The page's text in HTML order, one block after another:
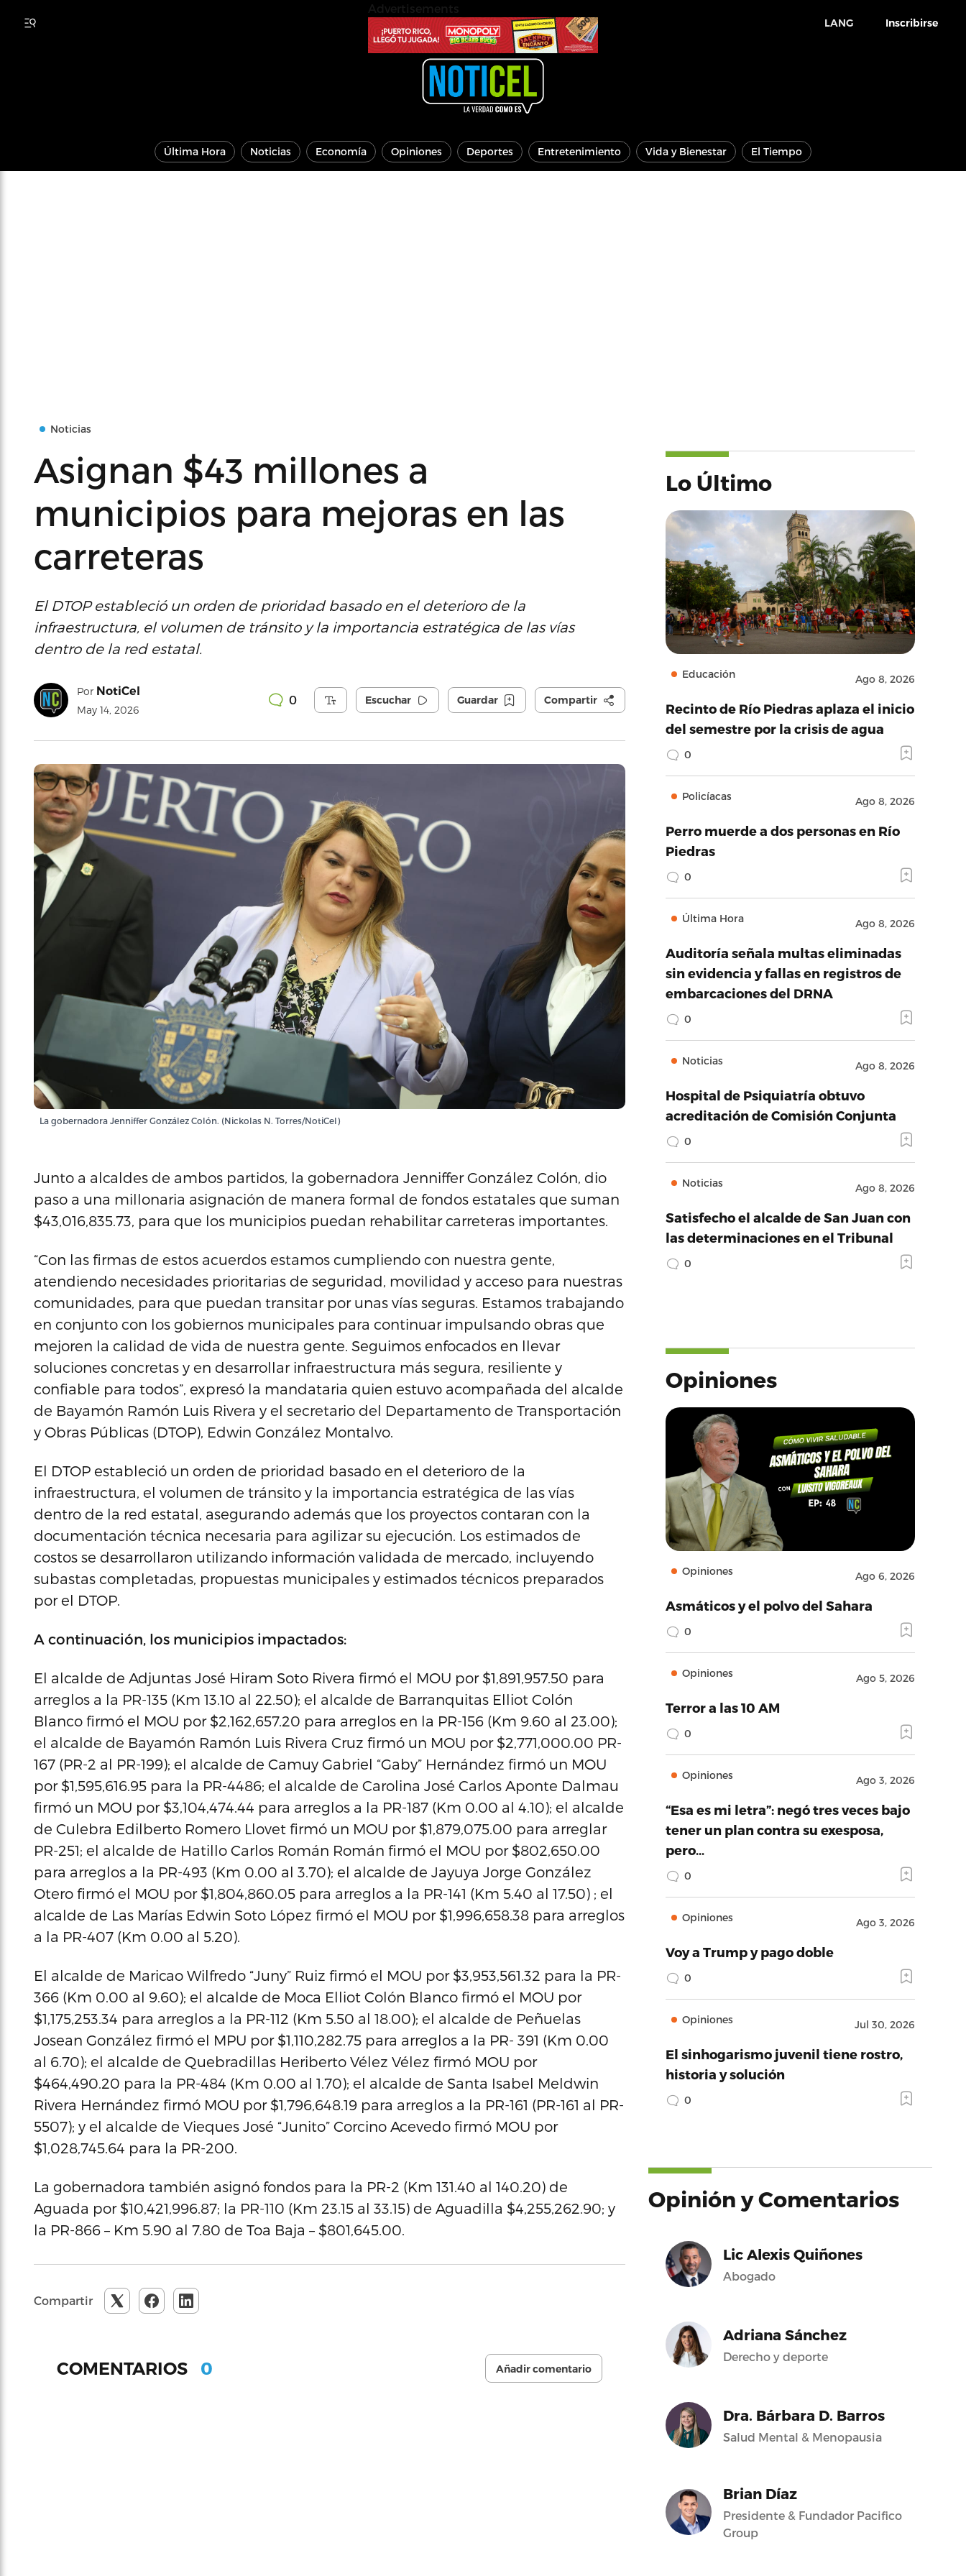
LANG Inscribirse
Última Hora Noticias Economía Opiniones Deportes Entretenimiento Vida y Bienestar El Tiempo
Noticias
Asignan $43 millones a
municipios para mejoras en las
carreteras
El DTOP estableció un orden de prioridad basado en el deterioro de la
infraestructura, el volumen de tránsito y la importancia estratégica de las vías
dentro de la red estatal.
Por NotiCel
May 14, 2026
0 Escuchar Guardar Compartir
La gobernadora Jenniffer González Colón. (Nickolas N. Torres/NotiCel)
Junto a alcaldes de ambos partidos, la gobernadora Jenniffer González Colón, dio
paso a una millonaria asignación de manera formal de fondos estatales que suman
$43,016,835.73, para que los municipios puedan rehabilitar carreteras importantes.
“Con las firmas de estos acuerdos estamos cumpliendo con nuestra gente,
atendiendo necesidades prioritarias de seguridad, movilidad y acceso para nuestras
comunidades, para que puedan transitar por unas vías seguras. Estamos trabajando
en conjunto con los gobiernos municipales para continuar impulsando obras que
mejoren la calidad de vida de nuestra gente. Seguimos enfocados en llevar
soluciones concretas y en desarrollar infraestructura más segura, resiliente y
confiable para todos”, expresó la mandataria quien estuvo acompañada del alcalde
de Bayamón Ramón Luis Rivera y el secretario del Departamento de Transportación
y Obras Públicas (DTOP), Edwin González Montalvo.
El DTOP estableció un orden de prioridad basado en el deterioro de la
infraestructura, el volumen de tránsito y la importancia estratégica de las vías
dentro de la red estatal, asegurando además que los proyectos contaran con la
documentación técnica necesaria para agilizar su ejecución. Los estimados de
costos se desarrollaron utilizando información validada de mercado, incluyendo
subastas completadas, propuestas municipales y estimados técnicos preparados
por el DTOP.
A continuación, los municipios impactados:
El alcalde de Adjuntas José Hiram Soto Rivera firmó el MOU por $1,891,957.50 para
arreglos a la PR-135 (Km 13.10 al 22.50); el alcalde de Barranquitas Elliot Colón
Blanco firmó el MOU por $2,162,657.20 para arreglos en la PR-156 (Km 9.60 al 23.00);
el alcalde de Bayamón Ramón Luis Rivera Cruz firmó un MOU por $2,771,000.00 PR-
167 (PR-2 al PR-199); el alcalde de Camuy Gabriel “Gaby” Hernández firmó un MOU
por $1,595,616.95 para la PR-4486; el alcalde de Carolina José Carlos Aponte Dalmau
firmó un MOU por $3,104,474.44 para arreglos a la PR-187 (Km 0.00 al 4.10); el alcalde
de Culebra Edilberto Romero Llovet firmó un MOU por $1,879,075.00 para arreglar
PR-251; el alcalde de Hatillo Carlos Román Román firmó el MOU por $802,650.00
para arreglos a la PR-493 (Km 0.00 al 3.70); el alcalde de Jayuya Jorge González
Otero firmó el MOU por $1,804,860.05 para arreglos a la PR-141 (Km 5.40 al 17.50) ; el
alcalde de Las Marías Edwin Soto López firmó el MOU por $1,996,658.38 para arreglos
a la PR-407 (Km 0.00 al 5.20).
El alcalde de Maricao Wilfredo “Juny” Ruiz firmó el MOU por $3,953,561.32 para la PR-
366 (Km 0.00 al 9.60); el alcalde de Moca Elliot Colón Blanco firmó el MOU por
$1,175,253.34 para arreglos a la PR-112 (Km 5.50 al 18.00); el alcalde de Peñuelas
Josean González firmó el MPU por $1,110,282.75 para arreglos a la PR- 391 (Km 0.00
al 6.70); el alcalde de Quebradillas Heriberto Vélez Vélez firmó MOU por
$464,490.20 para la PR-484 (Km 0.00 al 1.70); el alcalde de Santa Isabel Meldwin
Rivera Hernández firmó MOU por $1,796,648.19 para arreglos a la PR-161 (PR-161 al PR-
5507); y el alcalde de Vieques José “Junito” Corcino Acevedo firmó MOU por
$1,028,745.64 para la PR-200.
La gobernadora también asignó fondos para la PR-2 (Km 131.40 al 140.20) de
Aguada por $10,421,996.87; la PR-110 (Km 23.15 al 33.15) de Aguadilla $4,255,262.90; y
la PR-866 – Km 5.90 al 7.80 de Toa Baja – $801,645.00.
Compartir
COMENTARIOS 0 Añadir comentario
Lo Último
Educación Ago 8, 2026
Recinto de Río Piedras aplaza el inicio
del semestre por la crisis de agua
0
Policíacas Ago 8, 2026
Perro muerde a dos personas en Río
Piedras
0
Última Hora Ago 8, 2026
Auditoría señala multas eliminadas
sin evidencia y fallas en registros de
embarcaciones del DRNA
0
Noticias Ago 8, 2026
Hospital de Psiquiatría obtuvo
acreditación de Comisión Conjunta
0
Noticias Ago 8, 2026
Satisfecho el alcalde de San Juan con
las determinaciones en el Tribunal
0
Opiniones
Opiniones Ago 6, 2026
Asmáticos y el polvo del Sahara
0
Opiniones Ago 5, 2026
Terror a las 10 AM
0
Opiniones Ago 3, 2026
“Esa es mi letra”: negó tres veces bajo
tener un plan contra su exesposa,
pero…
0
Opiniones Ago 3, 2026
Voy a Trump y pago doble
0
Opiniones Jul 30, 2026
El sinhogarismo juvenil tiene rostro,
historia y solución
0
Opinión y Comentarios
Lic Alexis Quiñones
Abogado
Adriana Sánchez
Derecho y deporte
Dra. Bárbara D. Barros
Salud Mental & Menopausia
Brian Díaz
Presidente & Fundador Pacifico
Group